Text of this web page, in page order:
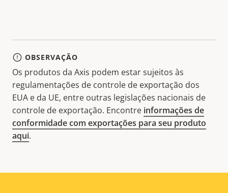
OBSERVAÇÃO
Os produtos da Axis podem estar sujeitos às
regulamentações de controle de exportação dos
EUA e da UE, entre outras legislações nacionais de
controle de exportação. Encontre informações de
conformidade com exportações para seu produto
aqui.